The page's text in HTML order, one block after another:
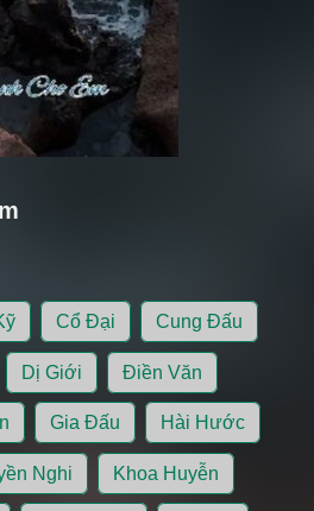
Cổ Đại Cung Đấu
Dị Giới Điền Văn
Gia Đấu Hài Hước
Nghi Khoa Huyễn